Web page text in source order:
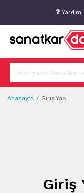
Yardım
Anasayfa Giriş Yap
Giriş